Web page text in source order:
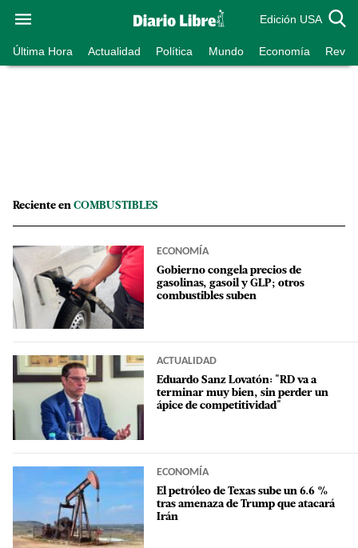
Edición USA
Última Hora Actualidad Política Mundo Economía
Reciente en COMBUSTIBLES
ECONOMÍA
Gobierno congela precios de
gasolinas, gasoil y GLP; otros
combustibles suben
ACTUALIDAD
Eduardo Sanz Lovatón: "RD va a
terminar muy bien, sin perder un
ápice de competitividad"
ECONOMÍA
El petróleo de Texas sube un 6.6 %
tras amenaza de Trump que atacará
Irán